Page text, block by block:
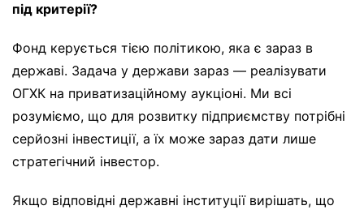
під критерії?
Фонд керується тією політикою, яка є зараз в
державі. Задача у держави зараз — реалізувати
ОГХК на приватизаційному аукціоні. Ми всі
розуміємо, що для розвитку підприємству потрібні
серйозні інвестиції, а їх може зараз дати лише
стратегічний інвестор.
Якщо відповідні державні інституції вирішать, що